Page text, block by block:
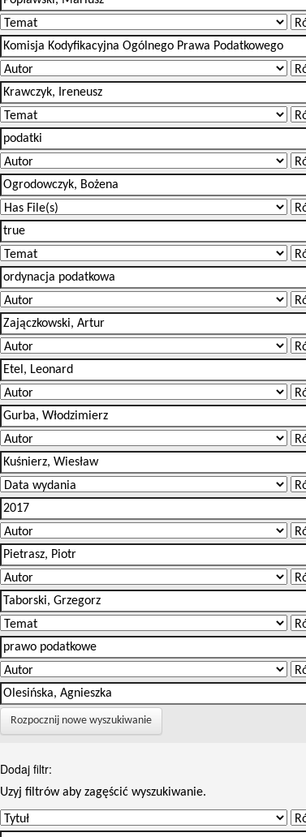
Rozpocznij nowe wyszukiwanie
Dodaj filtr:
Uzyj filtrów aby zagęścić wyszukiwanie.